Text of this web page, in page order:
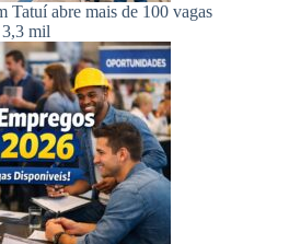
Tatuí abre mais de 100 vagas
3,3 mil